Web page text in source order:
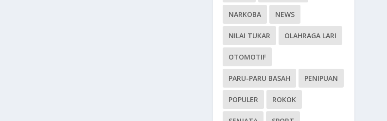
NARKOBA NEWS
NILAI TUKAR OLAHRAGA LARI
OTOMOTIF
PARU-PARU BASAH PENIPUAN
POPULER ROKOK